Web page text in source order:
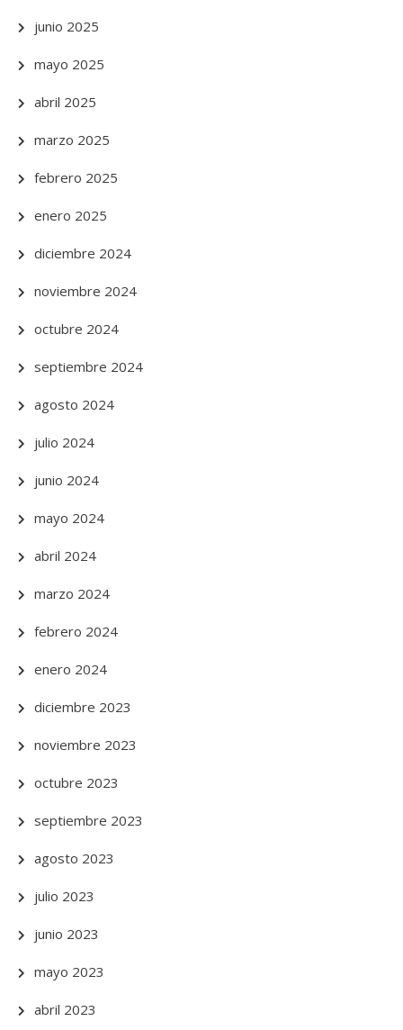
junio 2025
mayo 2025
abril 2025
marzo 2025
febrero 2025
enero 2025
diciembre 2024
noviembre 2024
octubre 2024
septiembre 2024
agosto 2024
julio 2024
junio 2024
mayo 2024
abril 2024
marzo 2024
febrero 2024
enero 2024
diciembre 2023
noviembre 2023
octubre 2023
septiembre 2023
agosto 2023
julio 2023
junio 2023
mayo 2023
abril 2023